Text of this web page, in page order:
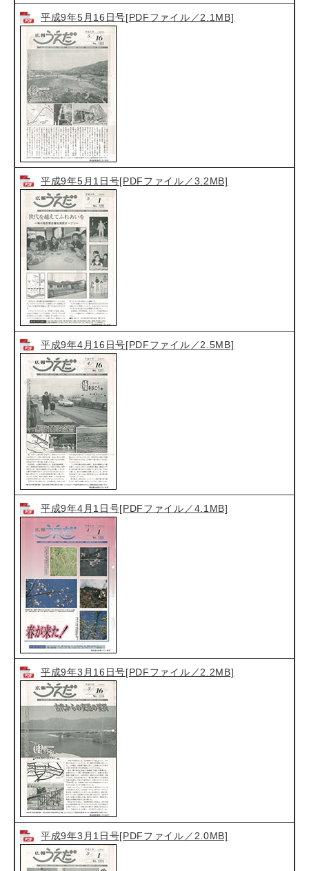
平成9年5月16日号[PDFファイル／2.1MB]
平成9年5月1日号[PDFファイル／3.2MB]
平成9年4月16日号[PDFファイル／2.5MB]
平成9年4月1日号[PDFファイル／4.1MB]
平成9年3月16日号[PDFファイル／2.2MB]
平成9年3月1日号[PDFファイル／2.0MB]